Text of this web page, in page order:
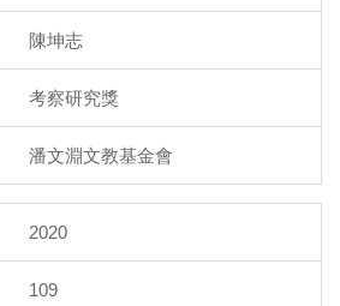
陳坤志
考察研究獎
潘文淵文教基金會
2020
109